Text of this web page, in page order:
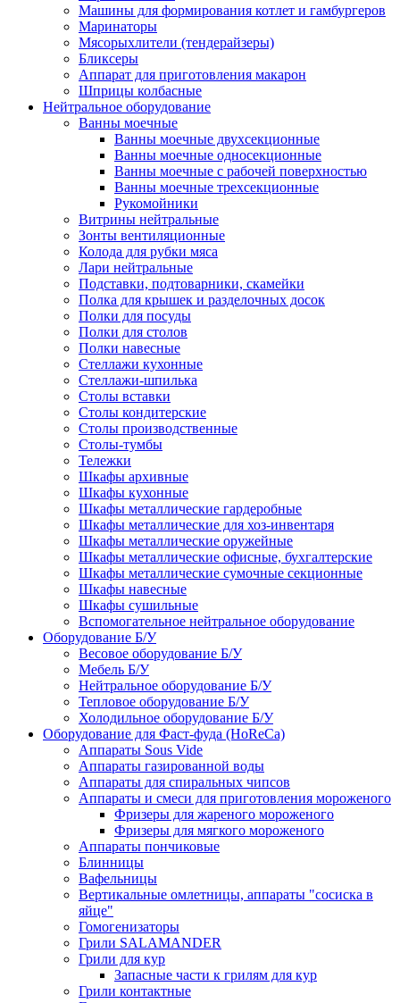
Машины для формирования котлет и гамбургеров
Маринаторы
Мясорыхлители (тендерайзеры)
Бликсеры
Аппарат для приготовления макарон
Шприцы колбасные
Нейтральное оборудование
Ванны моечные
Ванны моечные двухсекционные
Ванны моечные односекционные
Ванны моечные с рабочей поверхностью
Ванны моечные трехсекционные
Рукомойники
Витрины нейтральные
Зонты вентиляционные
Колода для рубки мяса
Лари нейтральные
Подставки, подтоварники, скамейки
Полка для крышек и разделочных досок
Полки для посуды
Полки для столов
Полки навесные
Стеллажи кухонные
Стеллажи-шпилька
Столы вставки
Столы кондитерские
Столы производственные
Столы-тумбы
Тележки
Шкафы архивные
Шкафы кухонные
Шкафы металлические гардеробные
Шкафы металлические для хоз-инвентаря
Шкафы металлические оружейные
Шкафы металлические офисные, бухгалтерские
Шкафы металлические сумочные секционные
Шкафы навесные
Шкафы сушильные
Вспомогательное нейтральное оборудование
Оборудование Б/У
Весовое оборудование Б/У
Мебель Б/У
Нейтральное оборудование Б/У
Тепловое оборудование Б/У
Холодильное оборудование Б/У
Оборудование для Фаст-фуда (HoReCa)
Аппараты Sous Vide
Аппараты газированной воды
Аппараты для спиральных чипсов
Аппараты и смеси для приготовления мороженого
Фризеры для жареного мороженого
Фризеры для мягкого мороженого
Аппараты пончиковые
Блинницы
Вафельницы
Вертикальные омлетницы, аппараты "сосиска в
яйце"
Гомогенизаторы
Грили SALAMANDER
Грили для кур
Запасные части к грилям для кур
Грили контактные